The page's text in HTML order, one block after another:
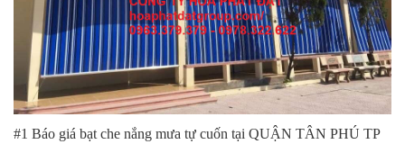
#1 Báo giá bạt che nắng mưa tự cuốn tại QUẬN TÂN PHÚ TP